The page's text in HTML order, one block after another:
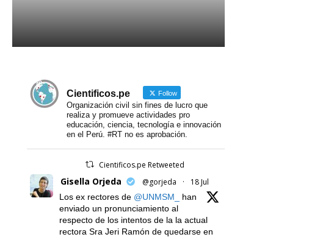
Cientificos.pe Follow
Organización civil sin fines de lucro que
realiza y promueve actividades pro
educación, ciencia, tecnología e innovación
en el Perú. #RT no es aprobación.
Cientificos.pe Retweeted
Gisella Orjeda @gorjeda · 18 Jul
Los ex rectores de @UNMSM_
han
enviado un pronunciamiento al
respecto de los intentos de la la actual
rectora Sra Jeri Ramón de quedarse en